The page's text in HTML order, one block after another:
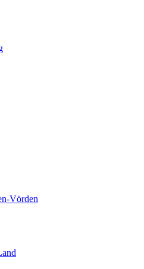
Vörden